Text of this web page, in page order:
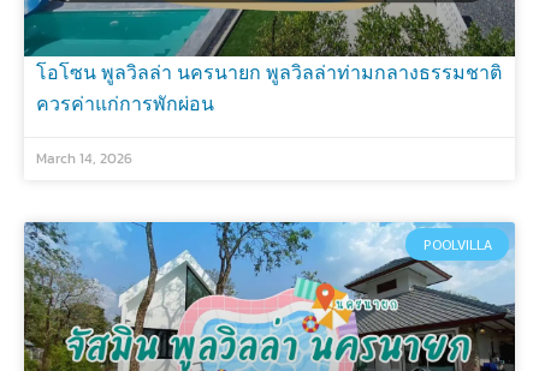
โอโซน พูลวิลล่า นครนายก พูลวิลล่าท่ามกลางธรรมชาติ
ควรค่าแก่การพักผ่อน
March 14, 2026
POOLVILLA